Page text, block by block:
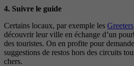
4. Suivre le guide
Certains locaux, par exemple les Greeters
découvrir leur ville en échange d’un
des touristes. On en profite pour
suggestions de restos hors des circuits
chers.